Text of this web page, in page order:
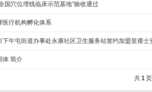
国穴位埋线临床示范基地”验收通过
医疗机构孵化体系
下午屯街道办事处永康社区卫生服务站签约加盟皇甫士
体 简介
共1页